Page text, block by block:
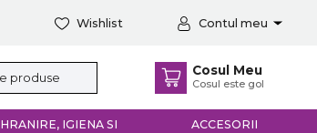
Wishlist Contul meu
Cosul Meu
Cosul este gol
HRANIRE, IGIENA SI
ACCESORII